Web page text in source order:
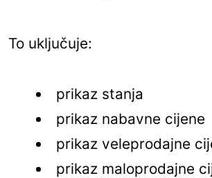
To uključuje:
prikaz stanja
prikaz nabavne cijene
prikaz veleprodajne
prikaz maloprodajne